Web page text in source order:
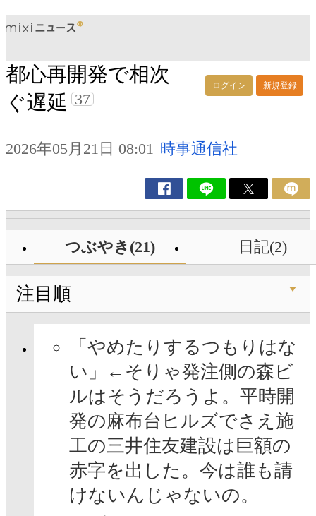
ログイン 新規登録
都心再開発で相次
ぐ遅延 37
2026年05月21日 08:01 時事通信社
つぶやき(21) 日記(2)
注目順
「やめたりするつもりはな
い」←そりゃ発注側の森ビ
ルはそうだろうよ。平時開
発の麻布台ヒルズでさえ施
工の三井住友建設は巨額の
赤字を出した。今は誰も請
けないんじゃないの。